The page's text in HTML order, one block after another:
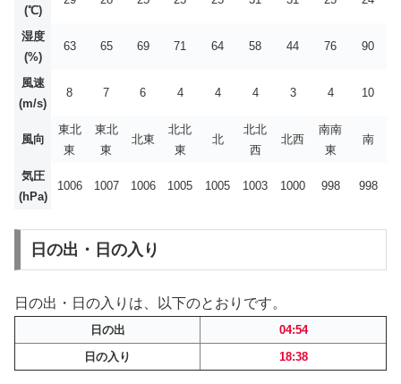
(℃)
湿度
(%)
63 65 69 71 64 58 44 76 90
風速
(m/s)
8 7 6 4 4 4 3 4 10
風向
東北
東
東北
東
北東
北北
東
北
北北
西
北西
南南
東
南
気圧
(hPa)
1006 1007 1006 1005 1005 1003 1000 998 998
日の出・日の入り
日の出・日の入りは、以下のとおりです。
日の出
04:54
日の入り
18:38